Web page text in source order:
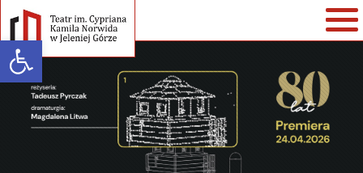
Open toolbar